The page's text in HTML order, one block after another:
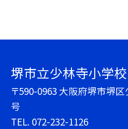
堺市立少林寺小学校
〒590-0963 大阪府堺市堺
号
TEL. 072-232-1126